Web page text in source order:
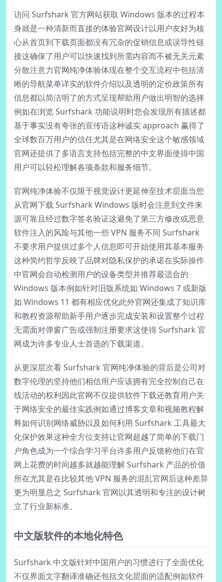
访问 Surfshark 官方网站获取 Windows 版本的过程本
身就是一种清新而直接的体验官网设计以用户友好为核
心从首页到下载页面都没有冗杂的促销信息或误导性链
接这确保了用户可以快速找到所需内容而不被无关元素
分散注意力官网纯净体验体现在整个交互流程中包括清
晰的导航菜单详实的软件介绍以及透明的定价政策所有
信息都以简洁明了的方式呈现帮助用户做出明智的选择
例如在浏览 Surfshark 功能说明时您会发现所有描述都
基于事实没有夸张的宣传语这种诚实 approach 赢得了
全球数百万用户的信任尤其是在网络安全这个敏感领域
官网还提供了多语言支持包括完整的中文界面使得中国
用户可以轻松理解各项条款和服务细节。
官网纯净体验不仅限于视觉设计更延伸至技术层面当您
从官网下载 Surfshark Windows 版时会注意到文件来
源可靠且经过数字签名验证这避免了第三方修改或恶意
软件注入的风险与其他一些 VPN 服务不同 Surfshark
不要求用户提供过多个人信息即可开始使用其基本服务
这种简约哲学反映了品牌对隐私保护的承诺在实际操作
中官网会自动检测用户的设备类型并推荐最适合的
Windows 版本例如针对旧版系统如 Windows 7 或新版
如 Windows 11 都有相应优化此外官网还集成了知识库
和教程资源帮助新手用户逐步完成安装和设置整个过程
无需面对弹窗广告或强制注册要求这使得 Surfshark 官
网成为许多专业人士首选的下载渠道。
从更深层次看 Surfshark 官网纯净体验的背后是公司对
数字伦理的坚持他们相信用户应该拥有完全控制自己在
线活动的权利因此官网不仅提供软件下载还教育用户关
于网络安全的最佳实践例如通过博客文章和视频教程解
释如何识别网络威胁以及如何利用 Surfshark 工具最大
化保护效果这种全方位支持让官网超越了简单的下载门
户角色成为一个综合学习平台许多用户反馈称他们在官
网上花费的时间越多就越能理解 Surfshark 产品的价值
所在尤其是在比较其他 VPN 服务的混乱官网后这种差异
更为明显总之 Surfshark 官网以其透明和专注的设计树
立了行业新标准。
中文版软件的本地化特色
Surfshark 中文版针对中国用户的习惯进行了全面优化
不仅界面文字翻译准确还包括文化层面的适配例如软件